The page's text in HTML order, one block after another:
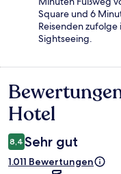
Square und 6
Reisenden
Sightseeing.
Bewertungen
Hotel
8,4 Sehr gut
1.011 Bewertungen